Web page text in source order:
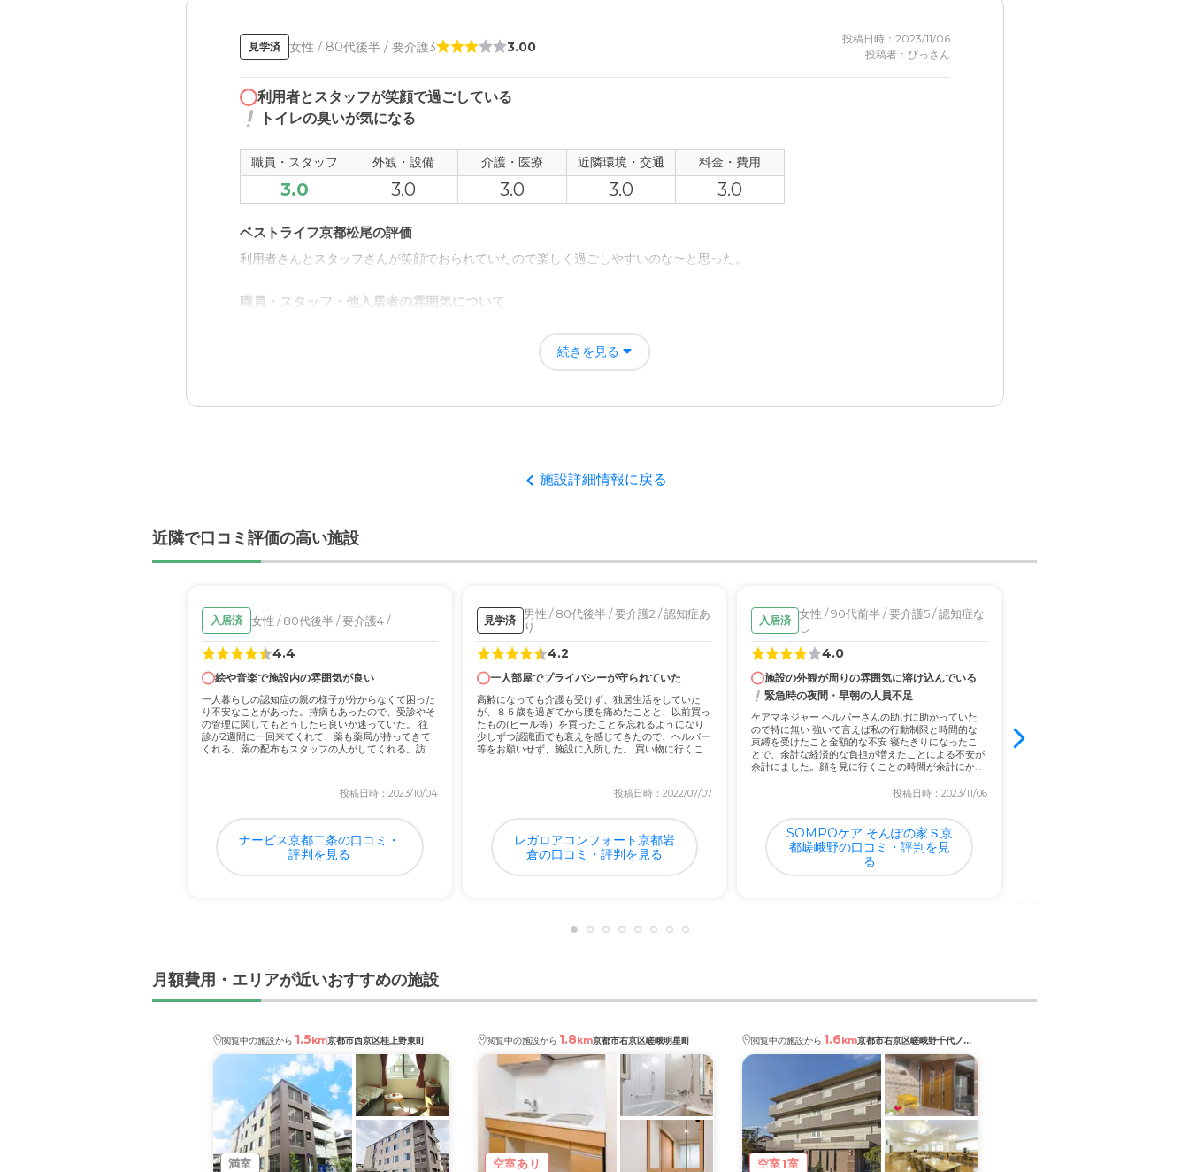
見学済 女性 / 80代後半 / 要介護3 3.00
投稿日時：2023/11/06
投稿者：びっさん
利用者とスタッフが笑顔で過ごしている
トイレの臭いが気になる
職員・スタッフ 外観・設備 介護・医療 近隣環境・交通 料金・費用
3.0 3.0 3.0 3.0 3.0
ベストライフ京都松尾の評価
利用者さんとスタッフさんが笑顔でおられていたので楽しく過ごしやすいのな〜と思った。
職員・スタッフ・他入居者の雰囲気について
バリヤフリーで手すりなどがあり歩きやすく過ごしやすそうな雰囲気であり良かったです。
近隣環境や交通アクセスについて
それなりにお支払いしたいのは、やまやまなのですがいろんな物価も高いので安いほうが〜いいなとおもいます
続きを見る
施設詳細情報に戻る
近隣で口コミ評価の高い施設
入居済 女性 / 80代後半 / 要介護4 /
4.4
絵や音楽で施設内の雰囲気が良い
一人暮らしの認知症の親の様子が分からなくて困った
り不安なことがあった。持病もあったので、受診やそ
の管理に関してもどうしたら良いか迷っていた。 往
診が2週間に一回来てくれて、薬も薬局が持ってきて
くれる。薬の配布もスタッフの人がしてくれる。訪問
投稿日時：2023/10/04
ナービス京都二条の口コミ・
評判を見る
見学済
男性 / 80代後半 / 要介護2 / 認知症あ
り
4.2
一人部屋でプライバシーが守られていた
高齢になっても介護も受けず、独居生活をしていた
が、８５歳を過ぎてから腰を痛めたことと、以前買っ
たもの(ビール等）を買ったことを忘れるようになり
少しずつ認識面でも衰えを感じてきたので、ヘルパー
等をお願いせず、施設に入所した。 買い物に行くこ
投稿日時：2022/07/07
レガロアコンフォート京都岩
倉の口コミ・評判を見る
入居済 女性 / 90代前半 / 要介護5 / 認知症な
し
4.0
施設の外観が周りの雰囲気に溶け込んでいる
緊急時の夜間・早朝の人員不足
ケアマネジャー ヘルパーさんの助けに助かっていた
ので特に無い 強いて言えば私の行動制限と時間的な
束縛を受けたこと金額的な不安 寝たきりになったこ
とで、余計な経済的な負担が増えたことによる不安が
余計にました。顔を見に行くことの時間が余計にかか
投稿日時：2023/11/06
SOMPOケア そんぽの家Ｓ京
都嵯峨野の口コミ・評判を見
る
月額費用・エリアが近いおすすめの施設
閲覧中の施設から 1.5km京都市西京区桂上野東町
満室
閲覧中の施設から 1.8km京都市右京区嵯峨明星町
空室あり
閲覧中の施設から 1.6km 京都市右京区嵯峨野千代ノ道町
空室1室